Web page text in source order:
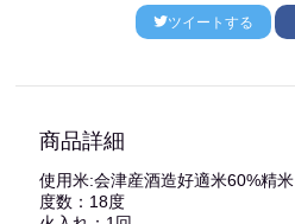
ツイートする
商品詳細
使用米:会津産酒造好適米60%精米
度数：18度